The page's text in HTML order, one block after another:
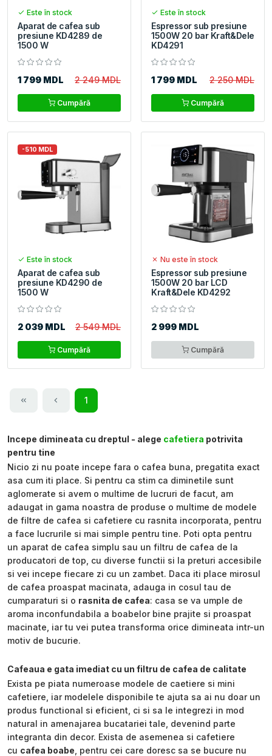
Este în stock
Aparat de cafea sub
presiune KD4289 de
1500 W
1 799 MDL 2 249 MDL
Cumpără
Este în stock
Espressor sub presiune
1500W 20 bar Kraft&Dele
KD4291
1 799 MDL 2 250 MDL
Cumpără
-510 MDL
Este în stock
Aparat de cafea sub
presiune KD4290 de
1500 W
2 039 MDL 2 549 MDL
Cumpără
Nu este în stock
Espressor sub presiune
1500W 20 bar LCD
Kraft&Dele KD4292
2 999 MDL
Cumpără
1
Incepe dimineata cu dreptul - alege cafetiera potrivita
pentru tine
Nicio zi nu poate incepe fara o cafea buna, pregatita exact
asa cum iti place. Si pentru ca stim ca diminetile sunt
aglomerate si avem o multime de lucruri de facut, am
adaugat in gama noastra de produse o multime de modele
de filtre de cafea si cafetiere cu rasnita incorporata, pentru
a face lucrurile si mai simple pentru tine. Poti opta pentru
un aparat de cafea simplu sau un filtru de cafea de la
producatori de top, cu diverse functii si la preturi accesibile
si vei incepe fiecare zi cu un zambet. Daca iti place mirosul
de cafea proaspat macinata, adauga in cosul tau de
cumparaturi si o rasnita de cafea: casa se va umple de
aroma inconfundabila a boabelor bine prajite si proaspat
macinate, iar tu vei putea transforma orice dimineata intr-un
motiv de bucurie.
Cafeaua e gata imediat cu un filtru de cafea de calitate
Exista pe piata numeroase modele de caetiere si mini
cafetiere, iar modelele disponibile te ajuta sa ai nu doar un
produs functional si eficient, ci si sa le integrezi in mod
natural in amenajarea bucatariei tale, devenind parte
integranta din decor. Exista de asemenea si cafetiere
cu cafea boabe , pentru cei care doresc sa se bucure nu